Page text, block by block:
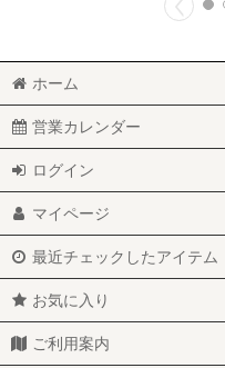
ホーム
営業カレンダー
ログイン
マイページ
最近チェックしたアイテム
お気に入り
ご利用案内